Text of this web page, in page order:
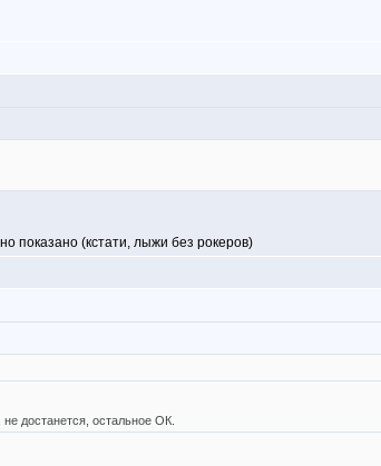
показано (кстати, лыжи без рокеров)
достанется, остальное ОК.